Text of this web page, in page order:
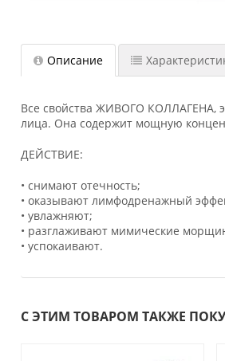
Описание
Все свойства ЖИВОГО КОЛЛАГЕНА,
лица. Она содержит мощную
ДЕЙСТВИЕ:
• снимают отечность;
• оказывают лимфодренажный
• увлажняют;
• разглаживают мимические
• успокаивают.
С ЭТИМ ТОВАРОМ ТАКЖЕ